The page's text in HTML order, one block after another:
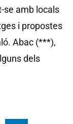
se amb locals
i propostes
Abac (***),
dels